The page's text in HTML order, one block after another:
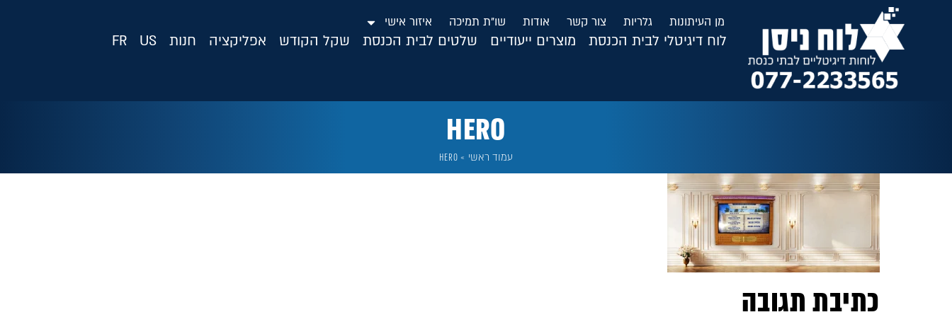
מן העיתונות גלריות צור קשר אודות שו”ת תמיכה איזור אישי
לוח דיגיטלי לבית הכנסת מוצרים ייעודיים שלטים לבית הכנסת שקל הקודש אפליקציה חנות US
FR
HERO
עמוד ראשי »
HERO
כתיבת תגובה